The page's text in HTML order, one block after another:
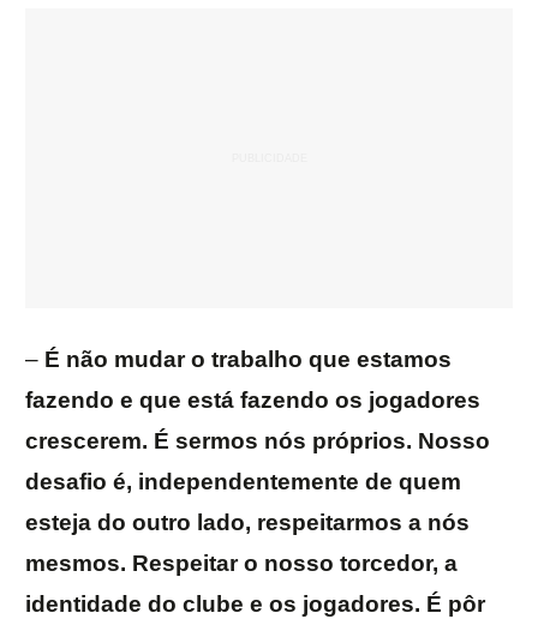
– É não mudar o trabalho que estamos
fazendo e que está fazendo os jogadores
crescerem. É sermos nós próprios. Nosso
desafio é, independentemente de quem
esteja do outro lado, respeitarmos a nós
mesmos. Respeitar o nosso torcedor, a
identidade do clube e os jogadores. É pôr